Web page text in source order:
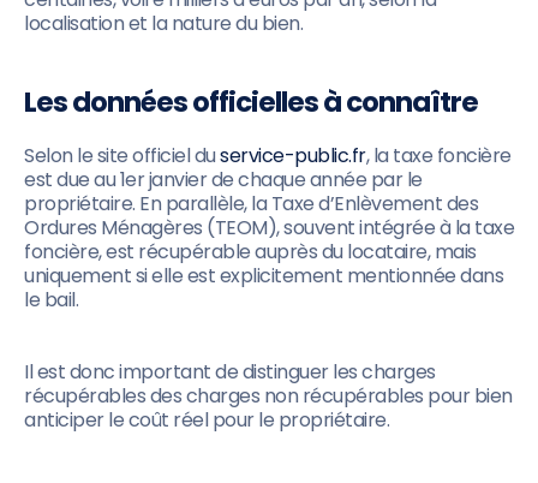
localisation et la nature du bien.
Les données officielles à connaître
Selon le site officiel duservice-public.fr, la taxe foncière
est due au 1er janvier de chaque année par le
propriétaire. En parallèle, la Taxe d’Enlèvement des
Ordures Ménagères (TEOM), souvent intégrée à la taxe
foncière, est récupérable auprès du locataire, mais
uniquement si elle est explicitement mentionnée dans
le bail.
Il est donc important de distinguer les charges
récupérables des charges non récupérables pour bien
anticiper le coût réel pour le propriétaire.